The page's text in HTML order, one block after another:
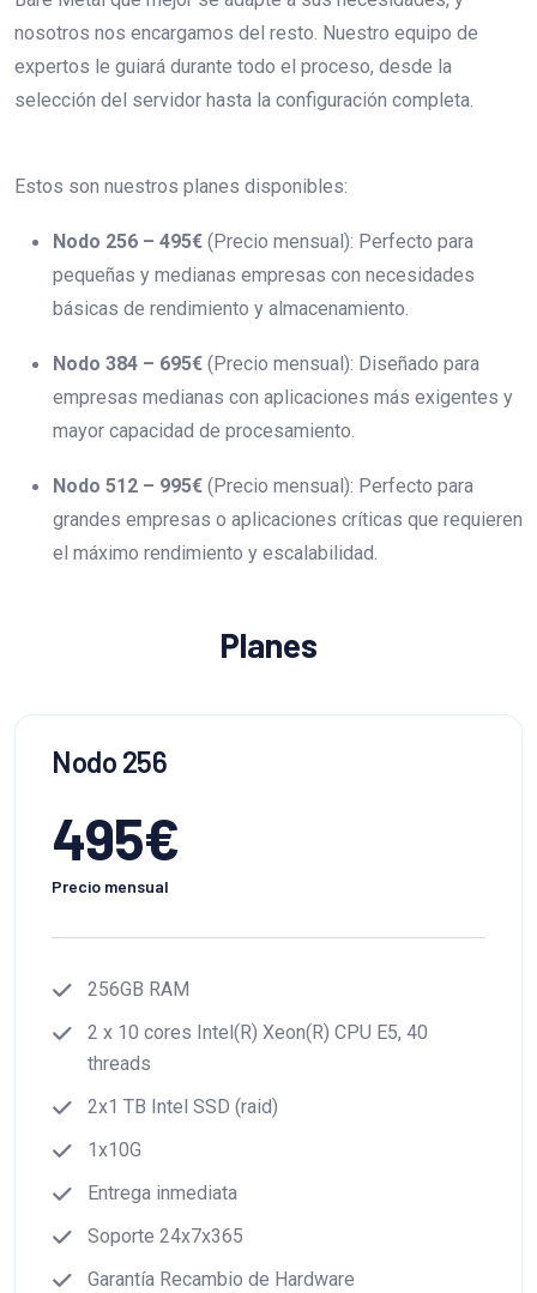
nosotros nos encargamos del resto. Nuestro equipo de
expertos le guiará durante todo el proceso, desde la
selección del servidor hasta la configuración completa.
Estos son nuestros planes disponibles:
Nodo 256 – 495€ (Precio mensual): Perfecto para
pequeñas y medianas empresas con necesidades
básicas de rendimiento y almacenamiento.
Nodo 384 – 695€ (Precio mensual): Diseñado para
empresas medianas con aplicaciones más exigentes y
mayor capacidad de procesamiento.
Nodo 512 – 995€ (Precio mensual): Perfecto para
grandes empresas o aplicaciones críticas que requieren
el máximo rendimiento y escalabilidad.
Planes
Nodo 256
495€
Precio mensual
256GB RAM
2 x 10 cores Intel(R) Xeon(R) CPU E5, 40
threads
2x1 TB Intel SSD (raid)
1x10G
Entrega inmediata
Soporte 24x7x365
Garantía Recambio de Hardware